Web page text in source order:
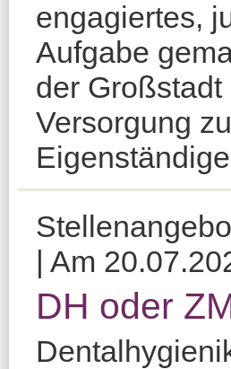
engagiertes,
Aufgabe
der
Versorgung
| Am
DH oder